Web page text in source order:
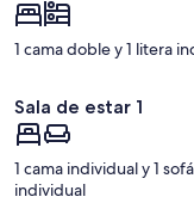
1 cama doble y 1 litera
Sala de estar 1
1 cama individual y 1
individual